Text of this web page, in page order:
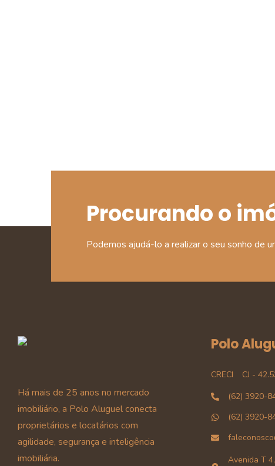
Procurando o
Podemos ajudá-lo a realizar o seu sonho de
Há mais de 25 anos no mercado
imobiliário, a Polo Aluguel conecta
proprietários e locatários com
agilidade, segurança e inteligência
imobiliária.
Polo
CRECI
CJ -
(62) 3920-
(62) 3920-
Avenida T